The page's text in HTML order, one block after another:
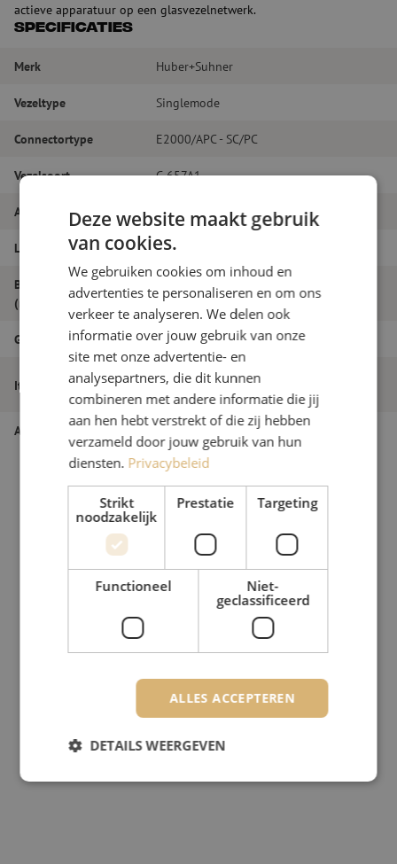
actieve apparatuur op een glasvezelnetwerk.
Specificaties
Merk Huber+Suhner
Vezeltype Singlemode
Connectortype E2000/APC - SC/PC
Vezelsoort G.657A1
Aantal vezels Simplex
Lengte 11m
Buitendiameter
(mm)
2.0
Grade B
Itemnaam
Patchkabel simplex SM, E2000/APC-
SC/PC, 2.0mm, 11m
Artikelnummer M20000407
Deze website maakt gebruik
van cookies.
We gebruiken cookies om inhoud en
advertenties te personaliseren en om ons
verkeer te analyseren. We delen ook
informatie over jouw gebruik van onze
site met onze advertentie- en
analysepartners, die dit kunnen
combineren met andere informatie die jij
aan hen hebt verstrekt of die zij hebben
verzameld door jouw gebruik van hun
diensten. Privacybeleid
Strikt
noodzakelijk
Prestatie Targeting
Functioneel
Niet-
geclassificeerd
ALLES ACCEPTEREN
DETAILS WEERGEVEN